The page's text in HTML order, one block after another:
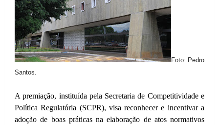
Foto: Pedro
Santos.
A premiação, instituída pela Secretaria de Competitividade e
Política Regulatória (SCPR), visa reconhecer e incentivar a
adoção de boas práticas na elaboração de atos normativos